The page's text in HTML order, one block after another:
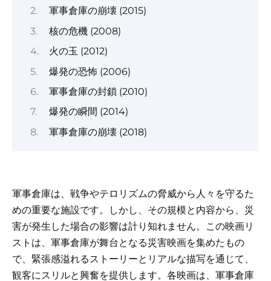
軍事倉庫の崩壊 (2015)
核の危機 (2008)
火の玉 (2012)
爆発の恐怖 (2006)
軍事倉庫の封鎖 (2010)
爆発の瞬間 (2014)
軍事倉庫の崩壊 (2018)
軍事倉庫は、戦争やテロリズムの脅威から人々を守るた
めの重要な施設です。しかし、その規模と内容から、災
害が発生した場合の影響は計り知れません。この映画リ
ストは、軍事倉庫が舞台となる災害映画を集めたもの
で、緊張感溢れるストーリーとリアルな描写を通じて、
観客にスリルと興奮を提供します。各映画は、軍事倉庫